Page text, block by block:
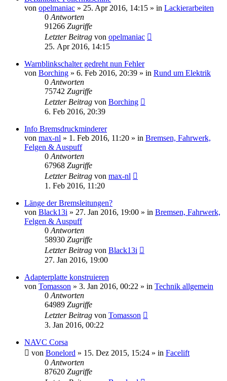
von opelmaniac » 25. Apr 2016, 14:15 » in Lackierarbeiten
0 Antworten
91266 Zugriffe
Letzter Beitrag von opelmaniac
25. Apr 2016, 14:15
Warnblinkschalter gedreht nun Fehler
von Borching » 6. Feb 2016, 20:39 » in Rund um Elektrik
0 Antworten
75742 Zugriffe
Letzter Beitrag von Borching
6. Feb 2016, 20:39
Info Bremsdruckminderer
von max-nl » 1. Feb 2016, 11:20 » in Bremsen, Fahrwerk,
Felgen & Auspuff
0 Antworten
67968 Zugriffe
Letzter Beitrag von max-nl
1. Feb 2016, 11:20
Länge der Bremsleitungen?
von Black13i » 27. Jan 2016, 19:00 » in Bremsen, Fahrwerk,
Felgen & Auspuff
0 Antworten
58930 Zugriffe
Letzter Beitrag von Black13i
27. Jan 2016, 19:00
Adapterplatte konstruieren
von Tomasson » 3. Jan 2016, 00:22 » in Technik allgemein
0 Antworten
64989 Zugriffe
Letzter Beitrag von Tomasson
3. Jan 2016, 00:22
NAVC Corsa
von Bonelord » 15. Dez 2015, 15:24 » in Facelift
0 Antworten
87620 Zugriffe